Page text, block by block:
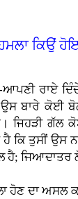
ਕਿਉਂ
ਰਾਏ
ਬਾਰੇ ਕੋਈ
ਜਿਹੜੀ ਗੱਲ
ਹੈ ਕਿ ਤੁਸੀਂ ਉਸ
ਜਿਆਦਾਤਰ
ਹੋਣ ਦਾ ਅਸਲ